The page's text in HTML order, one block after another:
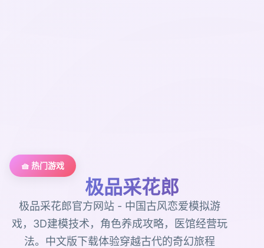
🧺 热门游戏
极品采花郎
极品采花郎官方网站 - 中国古风恋爱模拟游
戏，3D建模技术，角色养成攻略，医馆经营玩
法。中文版下载体验穿越古代的奇幻旅程